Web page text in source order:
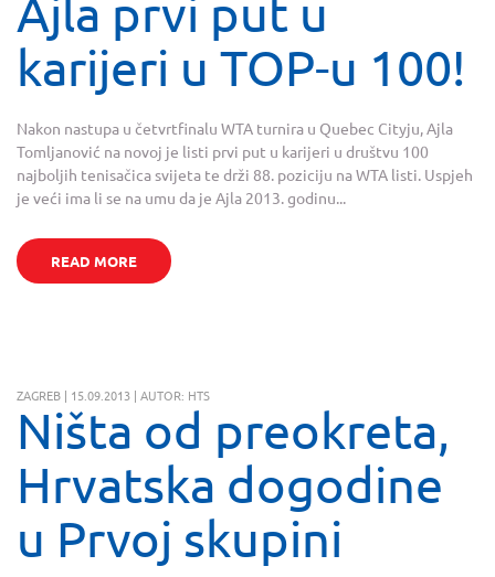
Ajla prvi put u
karijeri u TOP-u 100!
Nakon nastupa u četvrtfinalu WTA turnira u Quebec Cityju, Ajla
Tomljanović na novoj je listi prvi put u karijeri u društvu 100
najboljih tenisačica svijeta te drži 88. poziciju na WTA listi. Uspjeh
je veći ima li se na umu da je Ajla 2013. godinu...
READ MORE
ZAGREB | 15.09.2013 | AUTOR: HTS
Ništa od preokreta,
Hrvatska dogodine
u Prvoj skupini